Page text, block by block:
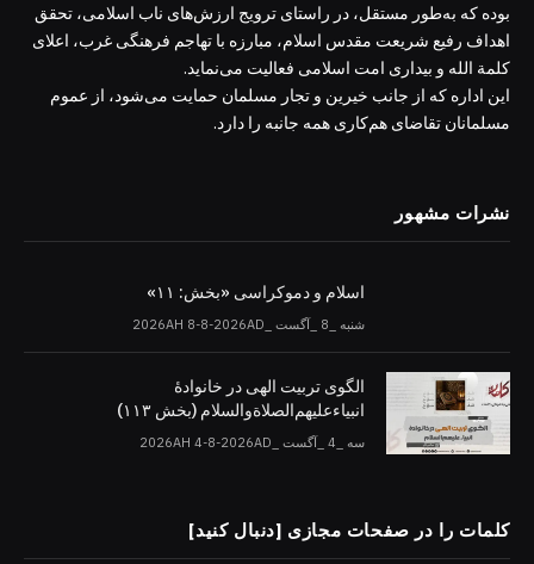
بوده که به‌طور مستقل، در راستای ترویج ارزش‌های ناب اسلامی، تحقق
اهداف رفیع شریعت مقدس اسلام، مبارزه با تهاجم فرهنگی غرب، اعلای
کلمة الله و بیداری امت اسلامی فعالیت می‌نماید.
این اداره که از جانب خیرین و تجار مسلمان حمایت می‌شود، از عموم
مسلمانان تقاضای هم‌کاری همه جانبه را دارد.
نشرات مشهور
اسلام و دموکراسی «بخش: ۱۱»
شنبه _8 _آگست _2026AH 8-8-2026AD
الگوی تربیت الهی در خانوادۀ
انبیاءعلیهم‌الصلاةو‌السلام (بخش ۱۱۳)
سه _4 _آگست _2026AH 4-8-2026AD
کلمات را در صفحات مجازی [دنبال کنید]